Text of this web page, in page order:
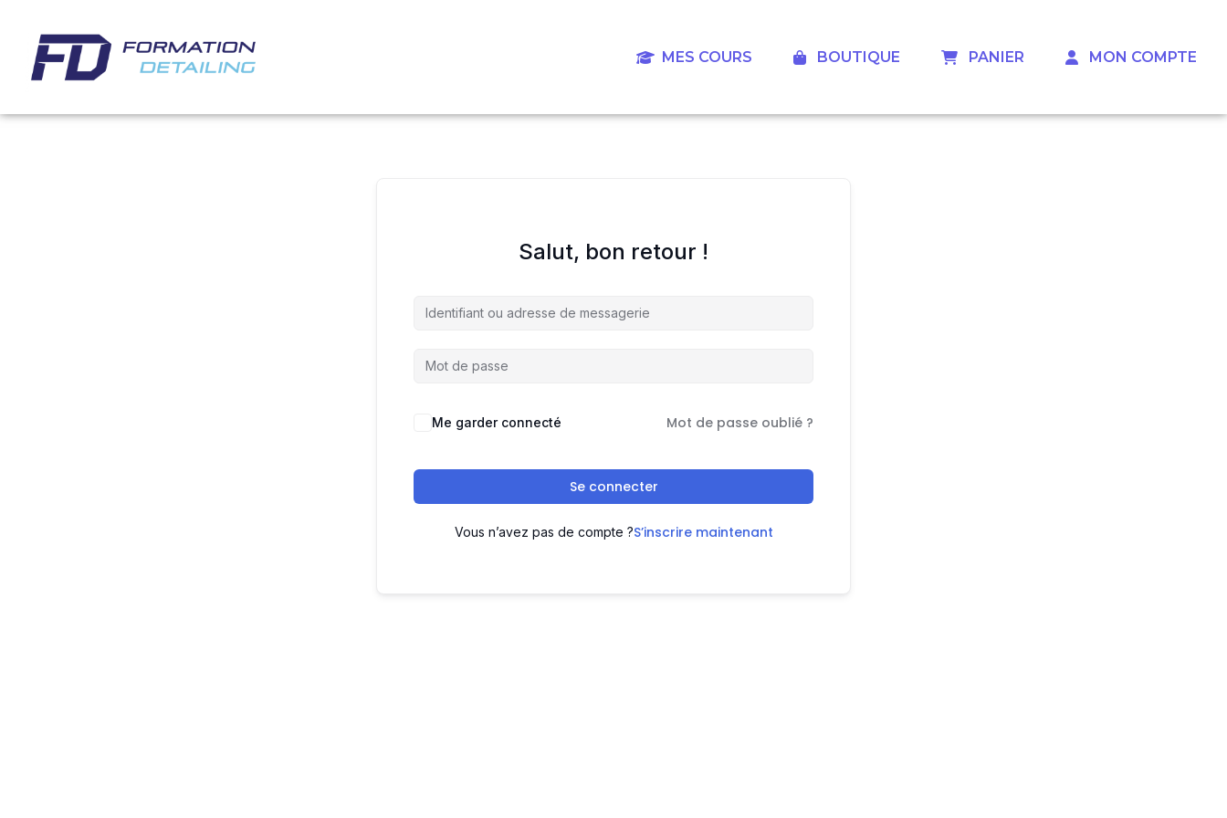
contenuMES COURS ‎ ‎ ‎ BOUTIQUE ‎ ‎ ‎ PANIER ‎ ‎ ‎ MON COMPTE
Salut, bon retour !
Me garder connecté Mot de passe oublié ?
Se connecter
Vous n’avez pas de compte ?S’inscrire maintenant